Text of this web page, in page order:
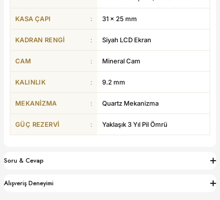
KASA ÇAPI : 31 × 25 mm
KADRAN RENGI : Siyah LCD Ekran
CAM : Mineral Cam
KALINLIK : 9.2 mm
MEKANIZMA : Quartz Mekanizma
GÜÇ REZERVI : Yaklaşık 3 Yıl Pil Ömrü
Soru & Cevap
Alışveriş Deneyimi